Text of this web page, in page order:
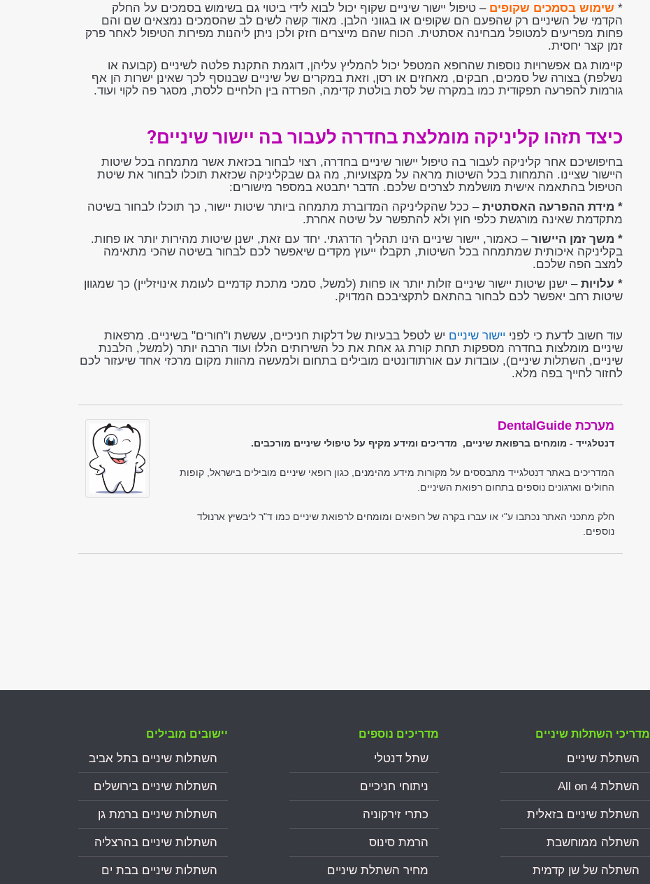
* שימוש בסמכים שקופים – טיפול יישור שיניים שקוף יכול לבוא לידי ביטוי גם בשימוש בסמכים על החלק
הקדמי של השיניים רק שהפעם הם שקופים או בגווני הלבן. מאוד קשה לשים לב שהסמכים נמצאים שם והם
פחות מפריעים למטופל מבחינה אסתטית. הכוח שהם מייצרים חזק ולכן ניתן ליהנות מפירות הטיפול לאחר פרק
זמן קצר יחסית.
קיימות גם אפשרויות נוספות שהרופא המטפל יכול להמליץ עליהן, דוגמת התקנת פלטה לשיניים (קבועה או
נשלפת) בצורה של סמכים, חבקים, מאחזים או רסן, וזאת במקרים של שיניים שבנוסף לכך שאינן ישרות הן אף
גורמות להפרעה תפקודית כמו במקרה של לסת בולטת קדימה, הפרדה בין הלחיים ללסת, מסגר פה לקוי ועוד.
כיצד תזהו קליניקה מומלצת בחדרה לעבור בה יישור שיניים?
בחיפושיכם אחר קליניקה לעבור בה טיפול יישור שיניים בחדרה, רצוי לבחור בכזאת אשר מתמחה בכל שיטות
היישור שציינו. התמחות בכל השיטות מראה על מקצועיות, מה גם שבקליניקה שכזאת תוכלו לבחור את שיטת
הטיפול בהתאמה אישית מושלמת לצרכים שלכם. הדבר יתבטא במספר מישורים:
* מידת ההפרעה האסתטית – ככל שהקליניקה המדוברת מתמחה ביותר שיטות יישור, כך תוכלו לבחור בשיטה
מתקדמת שאינה מורגשת כלפי חוץ ולא להתפשר על שיטה אחרת.
* משך זמן היישור – כאמור, יישור שיניים הינו תהליך הדרגתי. יחד עם זאת, ישנן שיטות מהירות יותר או פחות.
בקליניקה איכותית שמתמחה בכל השיטות, תקבלו ייעוץ מקדים שיאפשר לכם לבחור בשיטה שהכי מתאימה
למצב הפה שלכם.
* עלויות – ישנן שיטות יישור שיניים זולות יותר או פחות (למשל, סמכי מתכת קדמיים לעומת אינויזליין) כך שמגוון
שיטות רחב יאפשר לכם לבחור בהתאם לתקציבכם המדויק.
עוד חשוב לדעת כי לפני יישור שיניים יש לטפל בבעיות של דלקות חניכיים, עששת ו"חורים" בשיניים. מרפאות
שיניים מומלצות בחדרה מספקות תחת קורת גג אחת את כל השירותים הללו ועוד הרבה יותר (למשל, הלבנת
שיניים, השתלות שיניים), עובדות עם אורתודונטים מובילים בתחום ולמעשה מהוות מקום מרכזי אחד שיעזור לכם
לחזור לחייך בפה מלא.
מערכת DentalGuide
דנטלגייד - מומחים ברפואת שיניים, מדריכים ומידע מקיף על טיפולי שיניים מורכבים.
המדריכים באתר דנטלגייד מתבססים על מקורות מידע מהימנים, כגון רופאי שיניים מובילים בישראל, קופות
החולים וארגונים נוספים בתחום רפואת השיניים.
חלק מתכני האתר נכתבו ע"י או עברו בקרה של רופאים ומומחים לרפואת שיניים כמו ד"ר ליבשיץ ארנולד
נוספים.
מדריכי השתלות שיניים
השתלת שיניים
השתלת All on 4
השתלת שיניים בזאלית
השתלה ממוחשבת
השתלה של שן קדמית
מדריכים נוספים
שתל דנטלי
ניתוחי חניכיים
כתרי זירקוניה
הרמת סינוס
מחיר השתלת שיניים
יישובים מובילים
השתלות שיניים בתל אביב
השתלות שיניים בירושלים
השתלות שיניים ברמת גן
השתלות שיניים בהרצליה
השתלות שיניים בבת ים